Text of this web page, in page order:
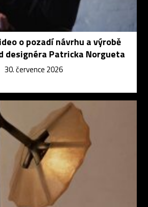
o pozadí návrhu a výrobě
designéra Patricka Norgueta
30. července 2026